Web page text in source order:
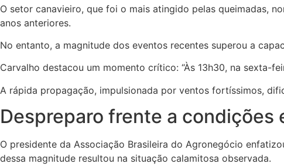
O setor canavieiro, que foi o mais atingido pelas queimadas,
anos anteriores.
No entanto, a magnitude dos eventos recentes superou a
Carvalho destacou um momento crítico: “Às 13h30, na sexta-
A rápida propagação, impulsionada por ventos fortíssimos,
Despreparo frente a condições
O presidente da Associação Brasileira do Agronegócio
dessa magnitude resultou na situação calamitosa observada.